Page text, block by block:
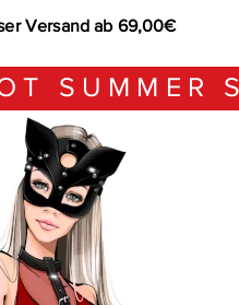
Versand ab 69,00€
SUMMER